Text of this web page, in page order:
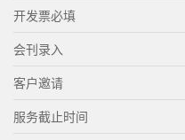
开发票必填
会刊录入
客户邀请
服务截止时间